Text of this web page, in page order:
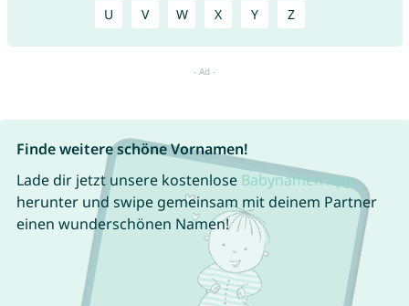
U V W X Y Z
Finde weitere schöne Vornamen!
Lade dir jetzt unsere kostenlose Babynamen App
herunter und swipe gemeinsam mit deinem Partner
einen wunderschönen Namen!